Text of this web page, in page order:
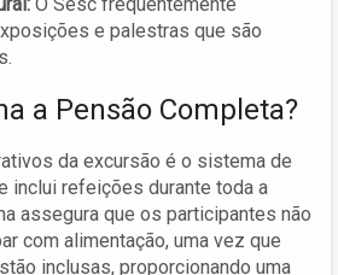
e palestras que são
a Pensão Completa?
da excursão é o sistema de
inclui refeições durante toda a
assegura que os participantes não
com alimentação, uma vez que
inclusas, proporcionando uma